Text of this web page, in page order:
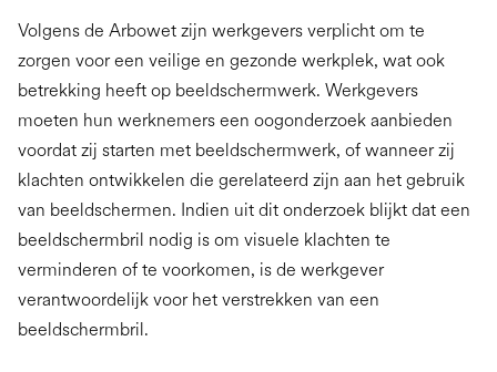
Volgens de Arbowet zijn werkgevers verplicht om te
zorgen voor een veilige en gezonde werkplek, wat ook
betrekking heeft op beeldschermwerk. Werkgevers
moeten hun werknemers een oogonderzoek aanbieden
voordat zij starten met beeldschermwerk, of wanneer zij
klachten ontwikkelen die gerelateerd zijn aan het gebruik
van beeldschermen. Indien uit dit onderzoek blijkt dat een
beeldschermbril nodig is om visuele klachten te
verminderen of te voorkomen, is de werkgever
verantwoordelijk voor het verstrekken van een
beeldschermbril.